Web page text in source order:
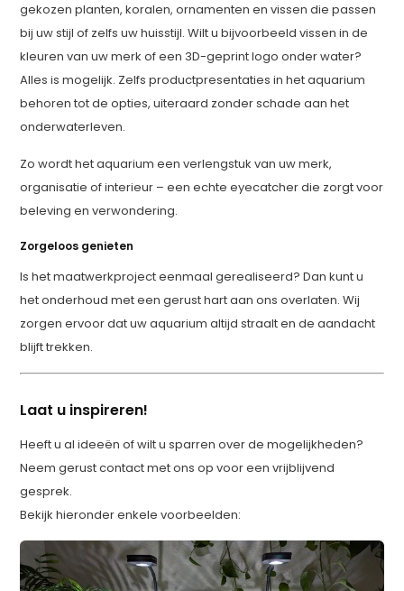
gekozen planten, koralen, ornamenten en vissen die passen
bij uw stijl of zelfs uw huisstijl. Wilt u bijvoorbeeld vissen in de
kleuren van uw merk of een 3D-geprint logo onder water?
Alles is mogelijk. Zelfs productpresentaties in het aquarium
behoren tot de opties, uiteraard zonder schade aan het
onderwaterleven.
Zo wordt het aquarium een verlengstuk van uw merk,
organisatie of interieur – een echte eyecatcher die zorgt voor
beleving en verwondering.
Zorgeloos genieten
Is het maatwerkproject eenmaal gerealiseerd? Dan kunt u
het onderhoud met een gerust hart aan ons overlaten. Wij
zorgen ervoor dat uw aquarium altijd straalt en de aandacht
blijft trekken.
Laat u inspireren!
Heeft u al ideeën of wilt u sparren over de mogelijkheden?
Neem gerust contact met ons op voor een vrijblijvend
gesprek.
Bekijk hieronder enkele voorbeelden: